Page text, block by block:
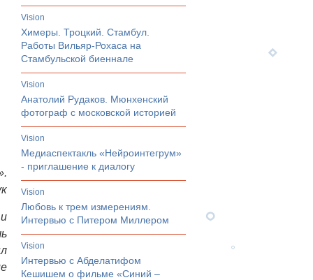
vision
Химеры. Троцкий. Стамбул.
Работы Вильяр-Рохаса на
Стамбульской биеннале
vision
Анатолий Рудаков. Мюнхенский
фотограф с московской историей
vision
Медиаспектакль «Нейроинтегрум»
- приглашение к диалогу
vision
Любовь к трем измерениям.
Интервью с Питером Миллером
vision
Интервью с Абделатифом
Кешишем о фильме «Синий –